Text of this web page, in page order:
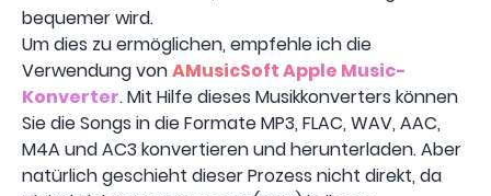
bequemer wird.
Um dies zu ermöglichen, empfehle ich die
Verwendung vonAMusicSoft Apple Music-
Konverter. Mit Hilfe dieses Musikkonverters können
Sie die Songs in die Formate MP3, FLAC, WAV, AAC,
M4A und AC3 konvertieren und herunterladen. Aber
natürlich geschieht dieser Prozess nicht direkt, da